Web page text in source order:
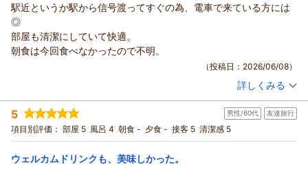
支配人
ライブキッチンで焼き上げる香ばしい帯広名物の豚丼をはじめ､
北海道らしさを感じることが出来るメニューをご用意しており
ますので、
次回お越しの際にもご朝食をお楽しみいただけますと幸いでご
今後ともお客様により快適かつご満足いただける空間を提供で
一棟体制で努めてまいります｡
最後になりますが､本日はお忙しい中ご宿泊の感想をお寄せいた
だき
誠にありがとうございます。
リッチモンドホテル帯広駅前からの返信
この度はリッチモンドホテル帯広駅前へご宿泊いただきまして
誠にありがとうございます。
また、お忙しい中、大変温かい励みになるご感想をお寄せいた
遠方から私どものホテルへお越しいただけましたこと大変嬉し
く存じます。
長距離移動のお疲れが、私どもの客室で少しでも癒されており
ましたら幸いでございます。
また、朝食につきまして「相変わらず質が高い」とのお言葉を
いただき、レストランスタッフ一同大変感激いたしておりま
駅近というか駅から信号渡ってすぐの為、電車で来ている方には
◎
部屋も清潔にしていて快適。
朝食は今回食べなかったので不明。
（投稿日：2026/06/08）
投稿者： だっちさん(男性/40代)
宿泊プラン： 【お食事券付】おびひろを楽しむ♪ふじもり＆インデアンお食
事券3,000円分付プラン-食事なし-
シングル 食事なし
宿泊価格帯： 13,001～14,000円(大人一人あたり/税込)
詳しくみる
5 男性/60代 友達旅行
項目別評価： 部屋 5 風呂 4 朝食 - 夕食 - 接客 5 清潔感 5
ウェルカムドリンクも、美味しかった。